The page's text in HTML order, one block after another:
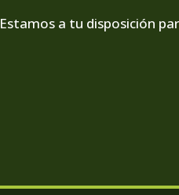
Estamos a tu disposición